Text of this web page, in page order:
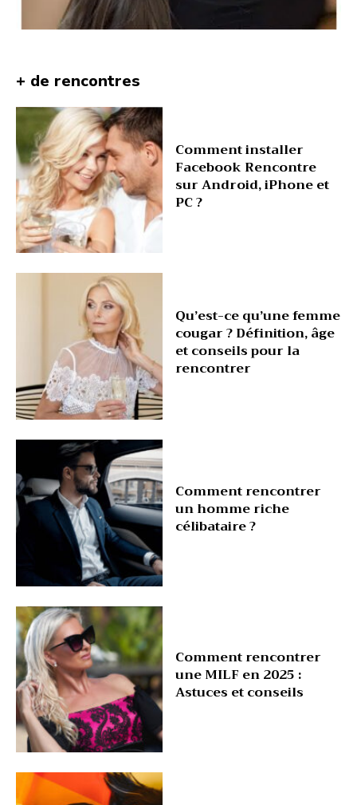
+ de rencontres
Comment installer
Facebook Rencontre
sur Android, iPhone et
PC ?
Qu’est-ce qu’une femme
cougar ? Définition, âge
et conseils pour la
rencontrer
Comment rencontrer
un homme riche
célibataire ?
Comment rencontrer
une MILF en 2025 :
Astuces et conseils